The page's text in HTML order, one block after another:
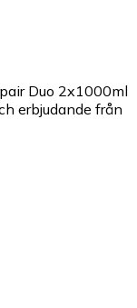
Duo 2x1000ml
erbjudande från